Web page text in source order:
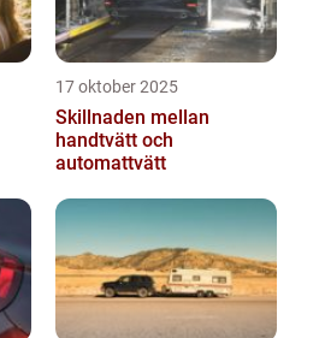
17 oktober 2025
Skillnaden mellan
handtvätt och
automattvätt